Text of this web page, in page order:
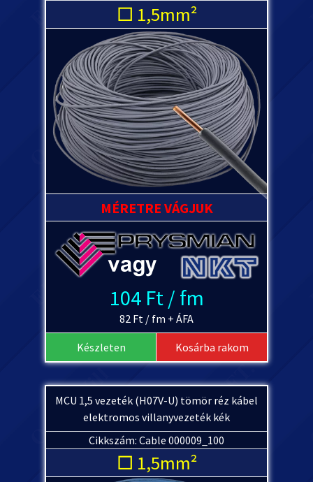
□ 1,5mm²
MÉRETRE VÁGJUK
104 Ft / fm
82 Ft / fm + ÁFA
Készleten Kosárba rakom
MCU 1,5 vezeték (H07V-U) tömör réz kábel
elektromos villanyvezeték kék
Cikkszám: Cable 000009_100
□ 1,5mm²